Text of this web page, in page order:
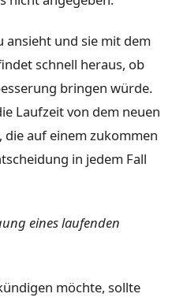
ansieht und sie mit dem
schnell heraus, ob
bringen würde.
Laufzeit von dem neuen
auf einem zukommen
in jedem Fall
eines laufenden
möchte, sollte